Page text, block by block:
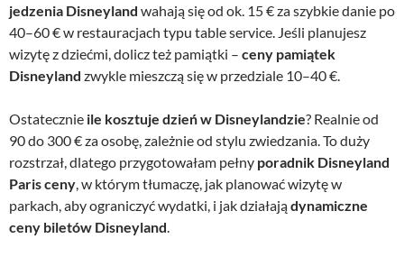
jedzenia Disneyland wahają się od ok. 15 € za szybkie danie po
40–60 € w restauracjach typu table service. Jeśli planujesz
wizytę z dziećmi, dolicz też pamiątki – ceny pamiątek
Disneyland zwykle mieszczą się w przedziale 10–40 €.
Ostatecznie ile kosztuje dzień w Disneylandzie? Realnie od
90 do 300 € za osobę, zależnie od stylu zwiedzania. To duży
rozstrzał, dlatego przygotowałam pełny poradnik Disneyland
Paris ceny , w którym tłumaczę, jak planować wizytę w
parkach, aby ograniczyć wydatki, i jak działajądynamiczne
ceny biletów Disneyland